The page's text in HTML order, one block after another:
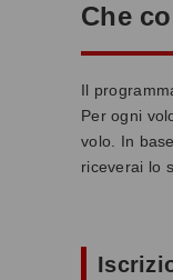
Che
Il
Per ogni
volo. In
riceverai lo